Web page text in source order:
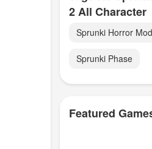
2 All Character
Sprunki Horror
Sprunki Phase
Featured